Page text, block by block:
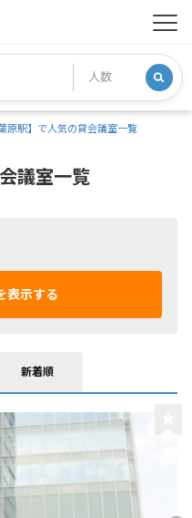
葉原駅】で人気の貸会議室一覧
議室一覧
表示する
新着順